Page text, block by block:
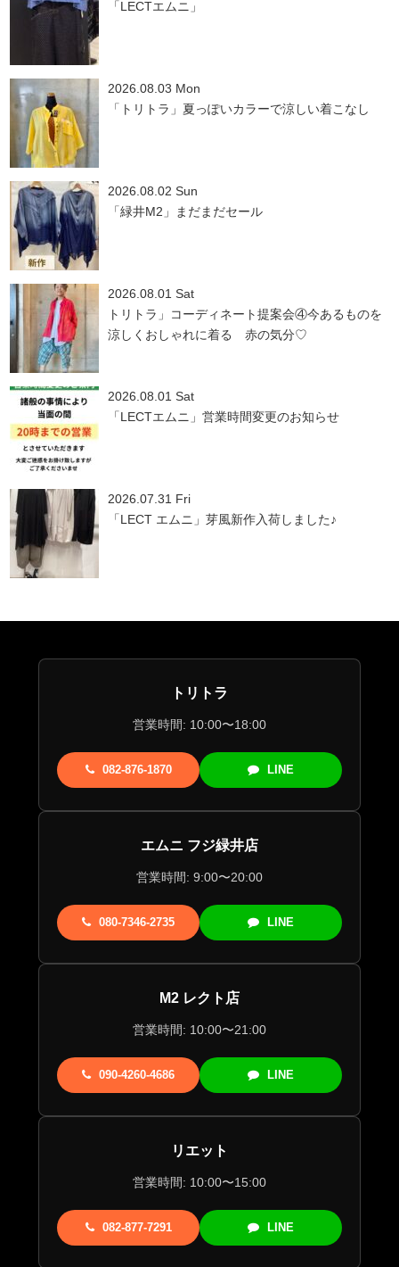
「LECTエムニ」
2026.08.03 Mon
「トリトラ」夏っぽいカラーで涼しい着こなし
2026.08.02 Sun
「緑井M2」まだまだセール
2026.08.01 Sat
トリトラ」コーディネート提案会④今あるものを
涼しくおしゃれに着る 赤の気分♡
2026.08.01 Sat
「LECTエムニ」営業時間変更のお知らせ
2026.07.31 Fri
「LECT エムニ」芽風新作入荷しました♪
トリトラ
営業時間: 10:00〜18:00
082-876-1870 LINE
エムニ フジ緑井店
営業時間: 9:00〜20:00
080-7346-2735 LINE
M2 レクト店
営業時間: 10:00〜21:00
090-4260-4686 LINE
リエット
営業時間: 10:00〜15:00
082-877-7291 LINE